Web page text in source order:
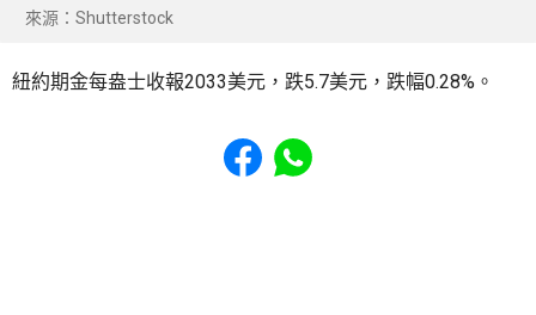
來源：Shutterstock
紐約期金每盎士收報2033美元，跌5.7美元，跌幅0.28%。
Share to Facebook
Share to WhatsApp